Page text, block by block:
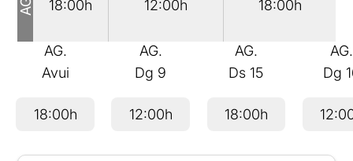
18:00h 12:00h 18:00h
AG.
Avui
18:00h
AG.
Dg 9
12:00h
AG.
Ds15
18:00h
AG.
Dg